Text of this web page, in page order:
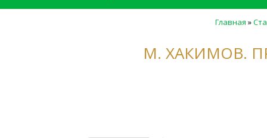
Главная »
М. ХАКИМОВ.